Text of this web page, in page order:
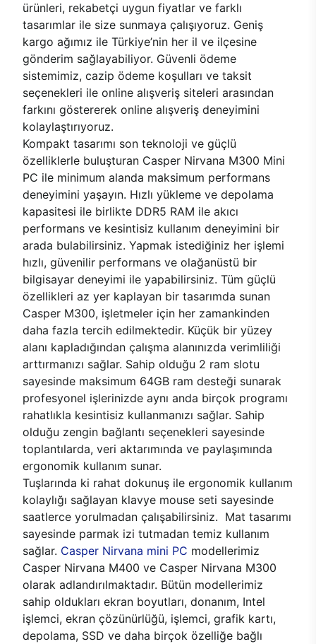
ürünleri, rekabetçi uygun fiyatlar ve farklı
tasarımlar ile size sunmaya çalışıyoruz. Geniş
kargo ağımız ile Türkiye’nin her il ve ilçesine
gönderim sağlayabiliyor. Güvenli ödeme
sistemimiz, cazip ödeme koşulları ve taksit
seçenekleri ile online alışveriş siteleri arasından
farkını göstererek online alışveriş deneyimini
kolaylaştırıyoruz.
Kompakt tasarımı son teknoloji ve güçlü
özelliklerle buluşturan Casper Nirvana M300 Mini
PC ile minimum alanda maksimum performans
deneyimini yaşayın. Hızlı yükleme ve depolama
kapasitesi ile birlikte DDR5 RAM ile akıcı
performans ve kesintisiz kullanım deneyimini bir
arada bulabilirsiniz. Yapmak istediğiniz her işlemi
hızlı, güvenilir performans ve olağanüstü bir
bilgisayar deneyimi ile yapabilirsiniz. Tüm güçlü
özellikleri az yer kaplayan bir tasarımda sunan
Casper M300, işletmeler için her zamankinden
daha fazla tercih edilmektedir. Küçük bir yüzey
alanı kapladığından çalışma alanınızda verimliliği
arttırmanızı sağlar. Sahip olduğu 2 ram slotu
sayesinde maksimum 64GB ram desteği sunarak
profesyonel işlerinizde aynı anda birçok programı
rahatlıkla kesintisiz kullanmanızı sağlar. Sahip
olduğu zengin bağlantı seçenekleri sayesinde
toplantılarda, veri aktarımında ve paylaşımında
ergonomik kullanım sunar.
Tuşlarında ki rahat dokunuş ile ergonomik kullanım
kolaylığı sağlayan klavye mouse seti sayesinde
saatlerce yorulmadan çalışabilirsiniz. Mat tasarımı
sayesinde parmak izi tutmadan temiz kullanım
sağlar. Casper Nirvana mini PC modellerimiz
Casper Nirvana M400 ve Casper Nirvana M300
olarak adlandırılmaktadır. Bütün modellerimiz
sahip oldukları ekran boyutları, donanım, Intel
işlemci, ekran çözünürlüğü, işlemci, grafik kartı,
depolama, SSD ve daha birçok özelliğe bağlı